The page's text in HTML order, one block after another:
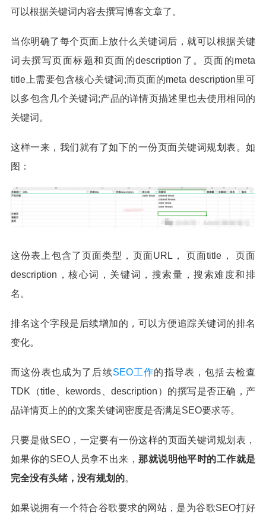
可以根据关键词内容去撰写博客文章了。
当你明确了每个页面上放什么关键词后，就可以根据关键
词去撰写页面标题和页面的description了。页面的meta
title上需要包含核心关键词;而页面的meta description里可
以多包含几个关键词;产品的详情页描述里也去使用相同的
关键词。
这样一来，我们就有了如下的一份页面关键词规划表。如
图：
这份表上包含了页面类型，页面URL， 页面title， 页面
description，核心词，关键词，搜索量，搜索难度和排
名。
排名这个字段是后续增加的，可以方便追踪关键词的排名
变化。
而这份表也成为了后续SEO工作的指导表，包括去检查
TDK（title、kewords、description）的撰写是否正确，产
品详情页上的的文案关键词密度是否满足SEO要求等。
只要是做SEO，一定要有一份这样的页面关键词规划表，
如果你的SEO人员拿不出来，那就说明他平时的工作就是
完全没有头绪，没有规划的。
如果说拥有一个符合谷歌要求的网站，是为谷歌SEO打好